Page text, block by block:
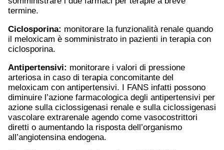
termine.
Ciclosporina: monitorare la funzionalità renale quando
il meloxicam è somministrato in pazienti in terapia con
ciclosporina.
Antipertensivi: monitorare i valori di pressione
arteriosa in caso di terapia concomitante del
meloxicam con antipertensivi. I FANS infatti possono
diminuire l’azione farmacologica degli antipertensivi per
azione sulla ciclossigenasi renale e sulla ciclossigenasi
vascolare extrarenale agendo come vasocostrittori
diretti o aumentando la risposta dell’organismo
all’angiotensina endogena.